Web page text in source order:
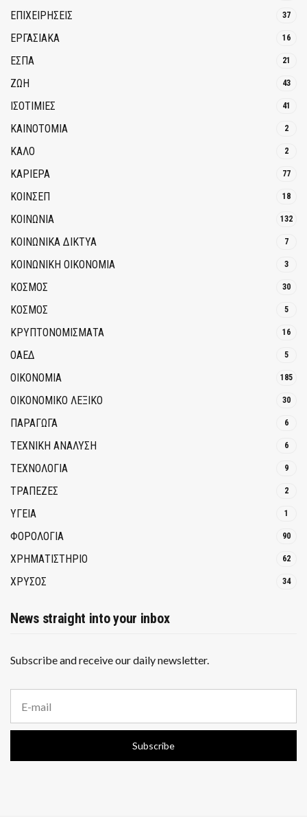
ΕΠΙΧΕΙΡΗΣΕΙΣ 37
ΕΡΓΑΣΙΑΚΑ 16
ΕΣΠΑ 21
ΖΩΗ 43
ΙΣΟΤΙΜΙΕΣ 41
ΚΑΙΝΟΤΟΜΊΑ 2
ΚΑΛΟ 2
ΚΑΡΙΕΡΑ 77
ΚΟΙΝΣΕΠ 18
ΚΟΙΝΩΝΙΑ 132
ΚΟΙΝΩΝΙΚΆ ΔΊΚΤΥΑ 7
ΚΟΙΝΩΝΙΚΉ ΟΙΚΟΝΟΜΊΑ 3
ΚΟΣΜΟΣ 30
ΚΟΣΜΟΣ 5
ΚΡΥΠΤΟΝΟΜΊΣΜΑΤΑ 16
ΟΑΕΔ 5
ΟΙΚΟΝΟΜΙΑ 185
ΟΙΚΟΝΟΜΙΚΟ ΛΕΞΙΚΟ 30
ΠΑΡΑΓΩΓΑ 6
ΤΕΧΝΙΚΗ ΑΝΑΛΥΣΗ 6
ΤΕΧΝΟΛΟΓΙΑ 9
ΤΡΆΠΕΖΕΣ 2
ΥΓΕΙΑ 1
ΦΟΡΟΛΟΓΙΑ 90
ΧΡΗΜΑΤΙΣΤΗΡΙΟ 62
ΧΡΥΣΟΣ 34
News straight into your inbox
Subscribe and receive our daily newsletter.
a
i
a
Subscribe